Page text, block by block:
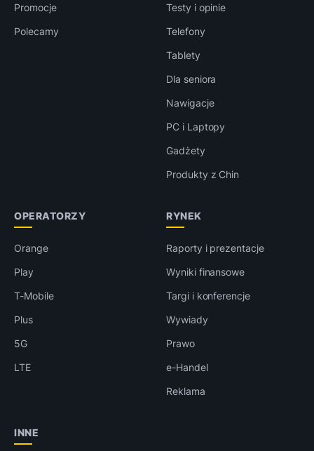
Promocje
Polecamy
Testy i opinie
Telefony
Tablety
Dla seniora
Nawigacje
PC i Laptopy
Gadżety
Produkty z Chin
OPERATORZY
Orange
Play
T-Mobile
Plus
5G
LTE
RYNEK
Raporty i prezentacje
Wyniki finansowe
Targi i konferencje
Wywiady
Prawo
e-Handel
Reklama
INNE